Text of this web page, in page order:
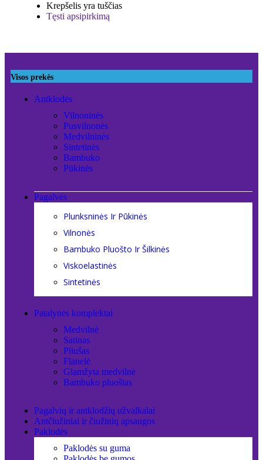
Krepšelis yra tuščias
Tęsti apsipirkimą
Visos prekės
Antklodės
Vilnoninės
Pusvilnonės
Medvilninės
Sintetinės
Bambuko
Pūkinės
Pagalvės
Plunksninės Ir Pūkinės
Vilnonės
Bambuko Pluošto Ir Šilkinės
Viskoelastinės
Sintetinės
Patalynės komplektai
Medvilnė
Satinas
Pliušas
Flanelė
Glamžyta medvilnė
Bambuko pluoštas
Pagalvių ir antklodžių užvalkalai
Antčiužiniai ir čiužinių apsaugos
Paklodės
Paklodės su guma